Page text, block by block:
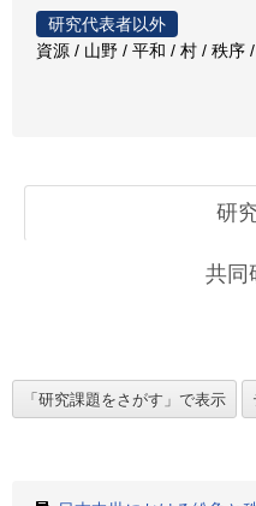
研究代表者以外
資源 / 山野 / 平和 / 村 / 秩序
研
共同